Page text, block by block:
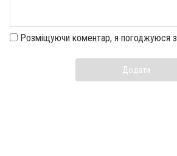
Розміщуючи коментар, я погоджуюся з
Додати